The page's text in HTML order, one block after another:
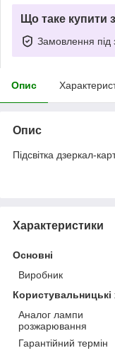
Що таке купити
Замовлення під
Опис
Опис
Підсвітка дзеркал-
Характеристики
Основні
Виробник
Користувальницькі
Аналог лампи
розжарювання
Гарантійний термін